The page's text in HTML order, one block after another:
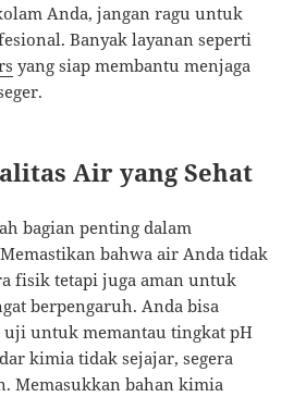
Anda, jangan ragu untuk
Banyak layanan seperti
yang siap membantu menjaga
Air yang Sehat
bagian penting dalam
bahwa air Anda tidak
fisik tetapi juga aman untuk
berpengaruh. Anda bisa
uji untuk memantau tingkat pH
kimia tidak sejajar, segera
Memasukkan bahan kimia